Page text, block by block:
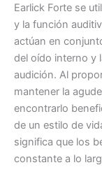
Earlick Forte se
y la función
actúan en
del oído interno y
audición. Al
mantener la
encontrarlo
de un estilo de
significa que los
constante a lo